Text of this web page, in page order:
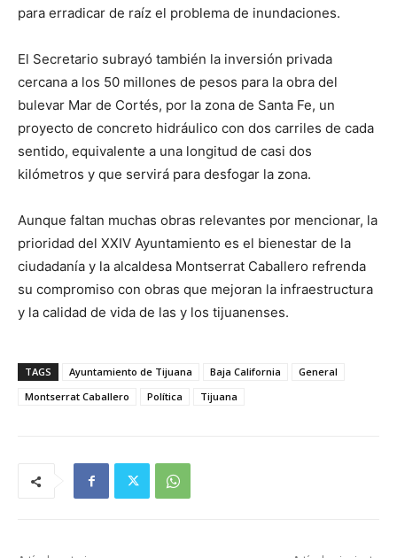
para erradicar de raíz el problema de inundaciones.
El Secretario subrayó también la inversión privada
cercana a los 50 millones de pesos para la obra del
bulevar Mar de Cortés, por la zona de Santa Fe, un
proyecto de concreto hidráulico con dos carriles de cada
sentido, equivalente a una longitud de casi dos
kilómetros y que servirá para desfogar la zona.
Aunque faltan muchas obras relevantes por mencionar, la
prioridad del XXIV Ayuntamiento es el bienestar de la
ciudadanía y la alcaldesa Montserrat Caballero refrenda
su compromiso con obras que mejoran la infraestructura
y la calidad de vida de las y los tijuanenses.
TAGS Ayuntamiento de Tijuana Baja California
General
Montserrat Caballero
Política Tijuana